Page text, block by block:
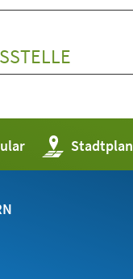
Stadtplan
(Öffnet
in
einem